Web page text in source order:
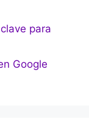
para
Google